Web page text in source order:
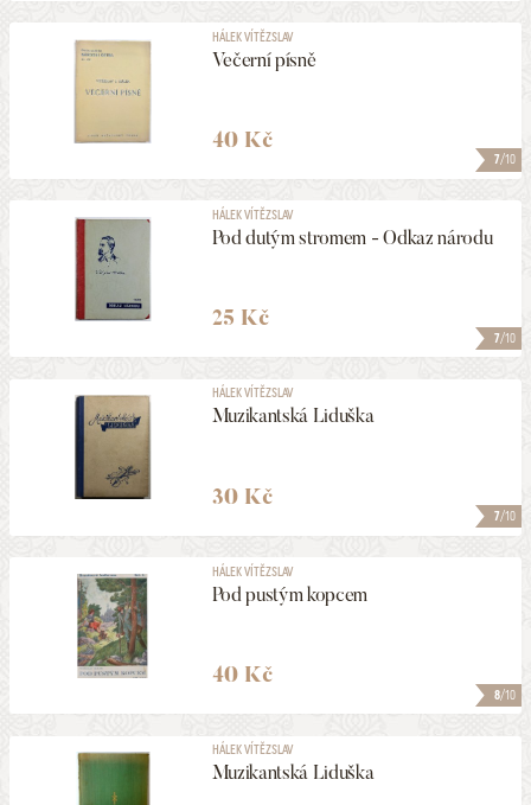
7/10
HÁLEK VÍTĚZSLAV
Večerní písně
40 Kč
7/10
HÁLEK VÍTĚZSLAV
Pod dutým stromem - Odkaz národu
25 Kč
7/10
HÁLEK VÍTĚZSLAV
Muzikantská Liduška
30 Kč
8/10
HÁLEK VÍTĚZSLAV
Pod pustým kopcem
40 Kč
HÁLEK VÍTĚZSLAV
Muzikantská Liduška